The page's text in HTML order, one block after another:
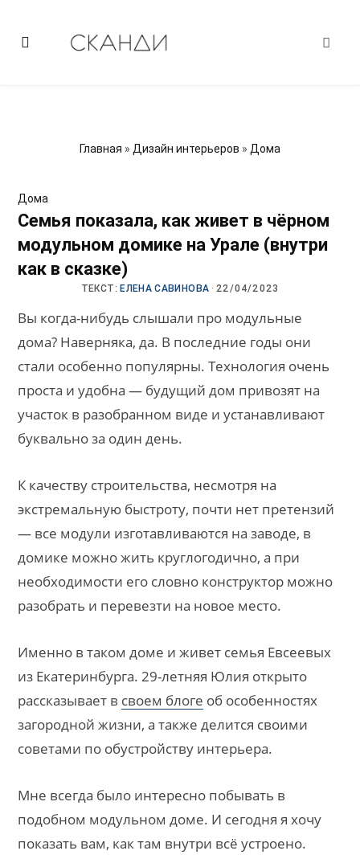
Главная » Дизайн интерьеров » Дома
Дома
Семья показала, как живет в чёрном
модульном домике на Урале (внутри
как в сказке)
ТЕКСТ: ЕЛЕНА САВИНОВА ·22/04/2023
Вы когда-нибудь слышали про модульные
дома? Наверняка, да. В последние годы они
стали особенно популярны. Технология очень
проста и удобна — будущий дом привозят на
участок в разобранном виде и устанавливают
буквально за один день.
К качеству строительства, несмотря на
экстремальную быстроту, почти нет претензий
— все модули изготавливаются на заводе, в
домике можно жить круглогодично, а при
необходимости его словно конструктор можно
разобрать и перевезти на новое место.
Именно в таком доме и живет семья Евсеевых
из Екатеринбурга. 29-летняя Юлия открыто
рассказывает в своем блоге об особенностях
загородной жизни, а также делится своими
советами по обустройству интерьера.
Мне всегда было интересно побывать в
подобном модульном доме. И сегодня я хочу
показать вам, как там внутри всё устроено.